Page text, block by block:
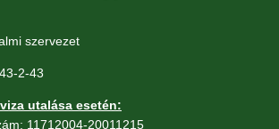
szervezet
2-43
utalása esetén:
11712004-20011215